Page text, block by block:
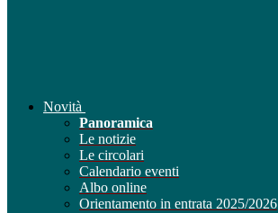
Novità
Panoramica
Le notizie
Le circolari
Calendario eventi
Albo online
Orientamento in entrata 2025/2026